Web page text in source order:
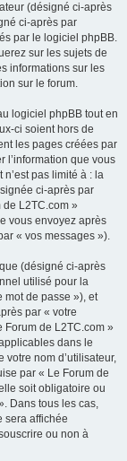
(désigné ci-après
ci-après par
par le logiciel phpBB.
sur les sujets de
informations sur les
sur le forum.
logiciel phpBB tout en
ci soient hors de
les pages créées par
l’information que vous
pas limité à : la
ci-après par
de L2TC.com »
vous envoyez après
« vos messages »).
(désigné ci-après
utilisé pour la
mot de passe »), et
par « votre
Forum de L2TC.com »
dans le
nom d’utilisateur,
par « Le Forum de
soit obligatoire ou
Dans tous les cas,
sera affichée
ou non à